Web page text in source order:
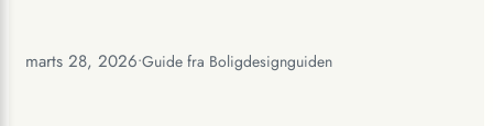
marts 28, 2026•Guide fra Boligdesignguiden